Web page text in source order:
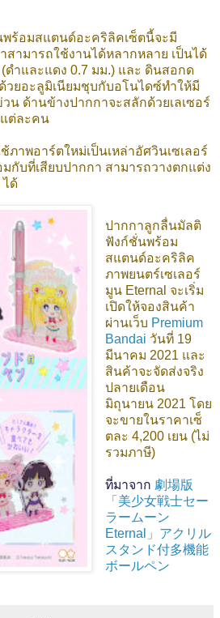
ร้อมสแตนด์อะคริลิคเซ็ตนี้จะมี
สามารถใช้งานได้หลากหลาย เป็นได้
ำและแดง 0.7 มม.) และ ดินสอกด
ยอะลูมิเนียมชุบกับอโนไดซ์ทำให้มี
ด้านข้างปากกาจะสลักด้วยเลเซอร์
แต่ละคน
าพอาร์ตใหม่เป็นเหล่าอัศวินเซเลอร์
กับที่เสียบปากกา สามารถวางตกแต่ง
ด้
ปากกาลูกลื่นมัลติ
ฟังก์ชั่นพร้อม
สแตนด์อะคริลิค
ภาพยนตร์เซเลอร์
มูน Eternal จะเริ่ม
เปิดให้จองสินค้า
ผ่านเว็บ Premium
Bandai วันที่ 19
มีนาคม 2021 และ
สินค้าจะจัดส่งจริง
ปลายเดือน
มิถุนายน 2021 โดย
จะขายในราคาเซ็
ตละ 4,200 เยน (ไม่
รวมภาษี)
ที่มาจาก 劇場版
「美少女戦士セー
ラームーン
Eternal」アクリル
スタンド付多機能
ボールペン